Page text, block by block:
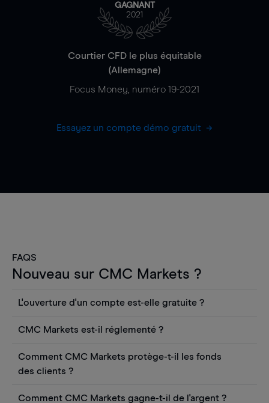
GAGNANT
2021
Courtier CFD le plus équitable
(Allemagne)
Focus Money, numéro 19-2021
Essayez un compte démo gratuit
FAQS
Nouveau sur CMC Markets ?
L'ouverture d'un compte est-elle gratuite ?
gratuite. Vous pouvez également consulter les
cours et utiliser des outils tels que les graphiques,
les informations Reuters ou les rapports
frais. Toutefois, vous devrez déposer des fonds
CMC Markets est-il réglementé ?
autorisée et réglementée par l'autorité fédérale
le numéro d'enregistrement 154814. CMC Markets
Comment CMC Markets protège-t-il les fonds
des clients ?
Comment CMC Markets gagne-t-il de l'argent ?